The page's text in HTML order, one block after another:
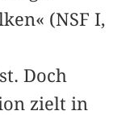
(NSF I,
Doch
zielt in